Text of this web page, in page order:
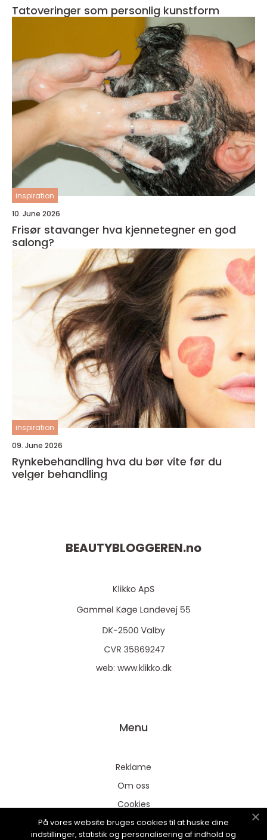
Tatoveringer som personlig kunstform
inspiration
10. June 2026
Frisør stavanger hva kjennetegner en god
salong?
inspiration
09. June 2026
Rynkebehandling hva du bør vite før du
velger behandling
BEAUTYBLOGGEREN.no
web: www.klikko.dk
Menu
Reklame
Om oss
Cookies
Kontakt Oss
På vores website bruges cookies til at huske dine
indstillinger, statistik og personalisering af indhold og